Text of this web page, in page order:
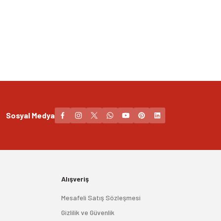
Sosyal Medya
Alışveriş
Mesafeli Satış Sözleşmesi
Gizlilik ve Güvenlik